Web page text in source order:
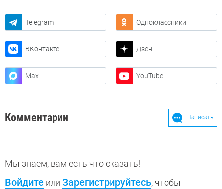
Telegram Одноклассники
ВКонтакте Дзен
Max YouTube
Комментарии Написать
Мы знаем, вам есть что сказать!
Войдите или Зарегистрируйтесь, чтобы